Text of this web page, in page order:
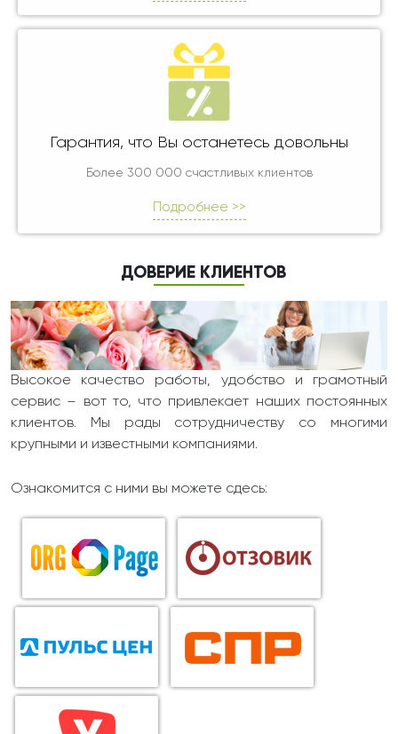
Гарантия, что Вы останетесь довольны
Более 300 000 счастливых клиентов
Подробнее >>
ДОВЕРИЕ КЛИЕНТОВ
Высокое качество работы, удобство и грамотный
сервис – вот то, что привлекает наших постоянных
клиентов. Мы рады сотрудничеству со многими
крупными и известными компаниями.
Ознакомится с ними вы можете сдесь: